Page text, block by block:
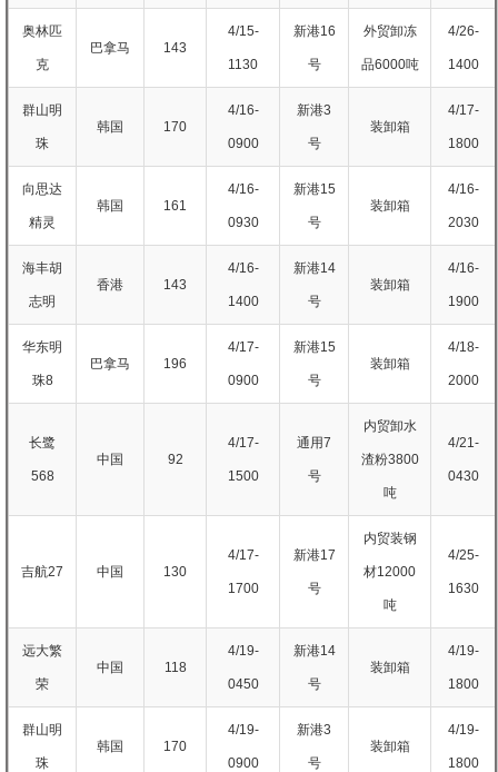
奥林匹
克
巴拿马 143
4/15-
1130
新港16
号
外贸卸冻
品6000吨
4/26-
1400
群山明
珠
韩国 170
4/16-
0900
新港3
号
装卸箱
4/17-
1800
向思达
精灵
韩国 161
4/16-
0930
新港15
号
装卸箱
4/16-
2030
海丰胡
志明
香港 143
4/16-
1400
新港14
号
装卸箱
4/16-
1900
华东明
珠8
巴拿马 196
4/17-
0900
新港15
号
装卸箱
4/18-
2000
长鹭
568
中国 92
4/17-
1500
通用7
号
内贸卸水
渣粉3800
吨
4/21-
0430
吉航27 中国 130
4/17-
1700
新港17
号
内贸装钢
材12000
吨
4/25-
1630
远大繁
荣
中国 118
4/19-
0450
新港14
号
装卸箱
4/19-
1800
群山明
珠
韩国 170
4/19-
0900
新港3
号
装卸箱
4/19-
1800